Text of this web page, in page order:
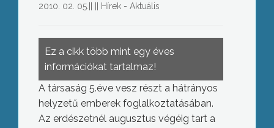
2010. 02. 05. Hírek - Aktuális
Ez a cikk több mint egy éves
információkat tartalmaz!
A társaság 5.éve vesz részt a hátrányos
helyzetű emberek foglalkoztatásában.
Az erdészetnél augusztus végéig tart a